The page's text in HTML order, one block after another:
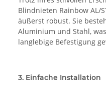
Blindnieten Rainbow AL/
äußerst robust. Sie
Aluminium und Stahl,
langlebige Befestigung
3. Einfache Installation